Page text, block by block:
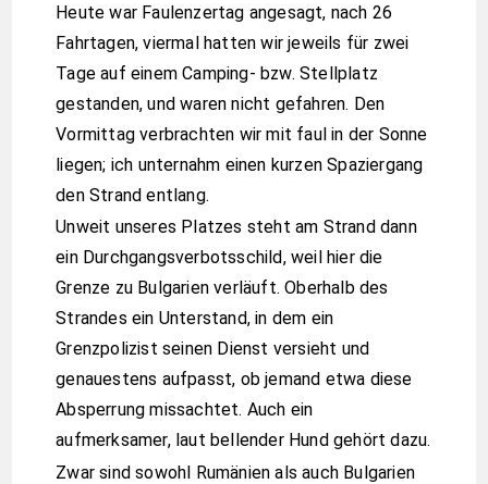
Heute war Faulenzertag angesagt, nach 26
Fahrtagen, viermal hatten wir jeweils für zwei
Tage auf einem Camping- bzw. Stellplatz
gestanden, und waren nicht gefahren. Den
Vormittag verbrachten wir mit faul in der Sonne
liegen; ich unternahm einen kurzen Spaziergang
den Strand entlang.
Unweit unseres Platzes steht am Strand dann
ein Durchgangsverbotsschild, weil hier die
Grenze zu Bulgarien verläuft. Oberhalb des
Strandes ein Unterstand, in dem ein
Grenzpolizist seinen Dienst versieht und
genauestens aufpasst, ob jemand etwa diese
Absperrung missachtet. Auch ein
aufmerksamer, laut bellender Hund gehört dazu.
Zwar sind sowohl Rumänien als auch Bulgarien